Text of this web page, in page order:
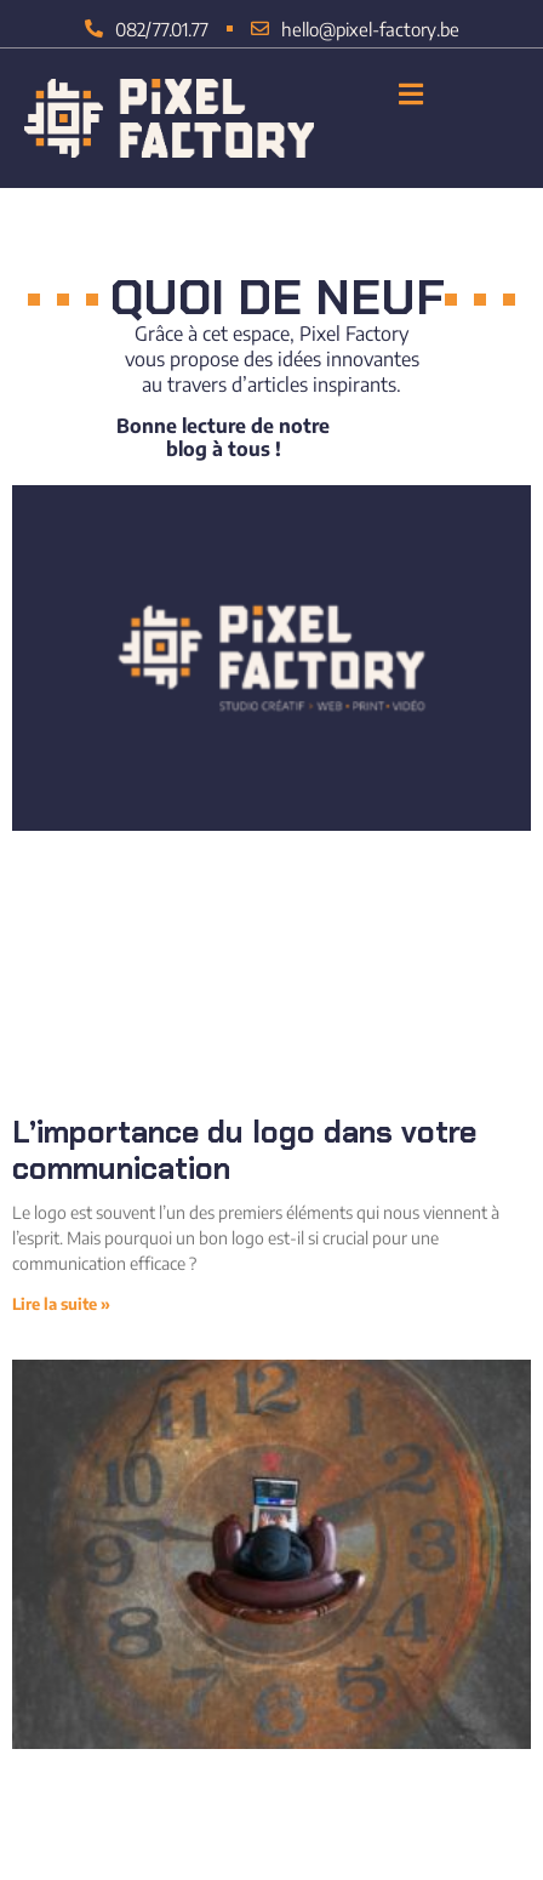
082/77.01.77 hello@pixel-factory.be
QUOI DE NEUF
Grâce à cet espace, Pixel Factory
vous propose des idées innovantes
au travers d’articles inspirants.
Bonne lecture de notre
blog à tous !
L’importance du logo dans votre
communication
Le logo est souvent l’un des premiers éléments qui nous viennent à
l’esprit. Mais pourquoi un bon logo est-il si crucial pour une
communication efficace ?
Lire la suite »